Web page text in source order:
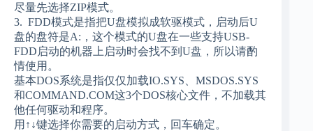
尽量先选择ZIP模式。
3. FDD模式是指把U盘模拟成软驱模式，启动后U
盘的盘符是A:，这个模式的U盘在一些支持USB-
FDD启动的机器上启动时会找不到U盘，所以请酌
情使用。
基本DOS系统是指仅仅加载IO.SYS、MSDOS.SYS
和COMMAND.COM这3个DOS核心文件，不加载其
他任何驱动和程序。
用↑↓键选择你需要的启动方式，回车确定。